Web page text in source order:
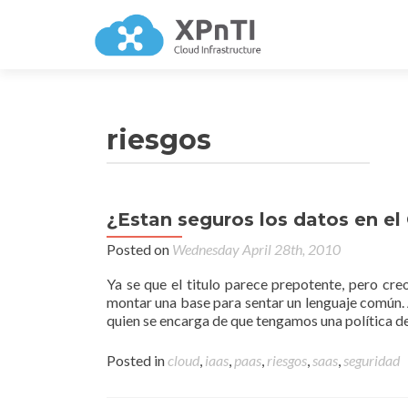
riesgos
¿Estan seguros los datos en el
Posted on Wednesday April 28th, 2010
Ya se que el titulo parece prepotente, pero
montar una base para sentar un lenguaje
quien se encarga de que tengamos una política
Posted incloud, iaas, paas, riesgos,saas,seguridad